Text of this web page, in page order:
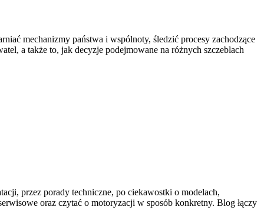
mechanizmy państwa i wspólnoty, śledzić procesy zachodzące
a także to, jak decyzje podejmowane na różnych szczeblach
przez porady techniczne, po ciekawostki o modelach,
oraz czytać o motoryzacji w sposób konkretny. Blog łączy